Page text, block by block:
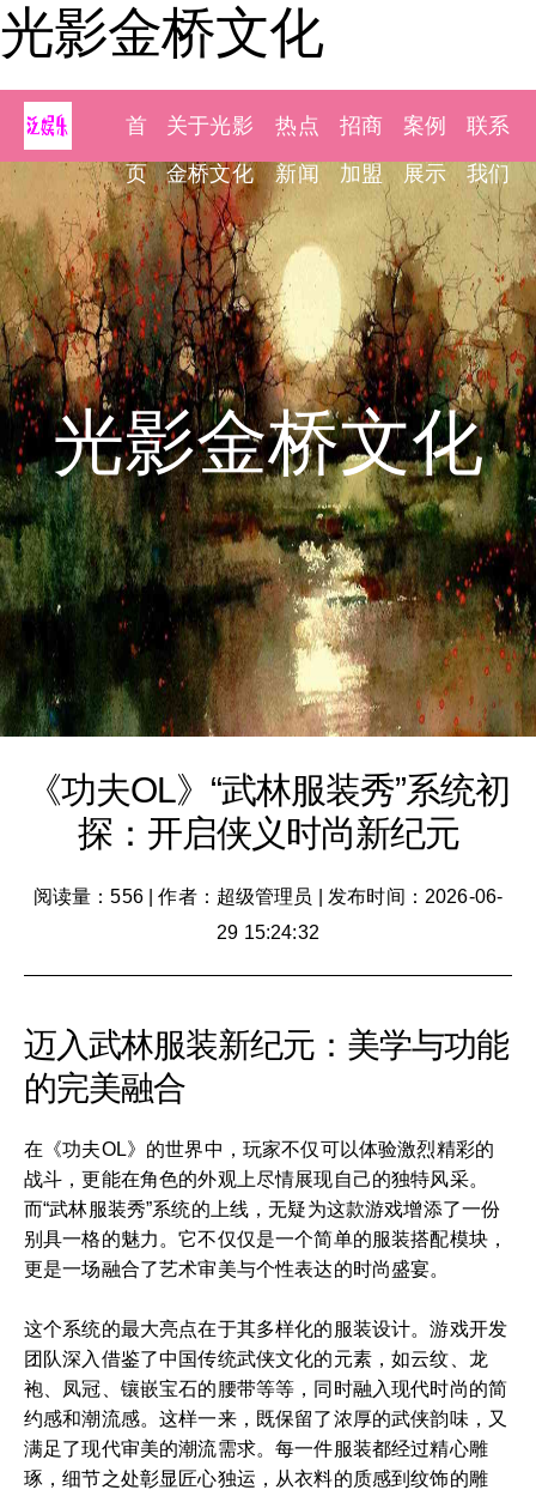
光影金桥文化
首
页
关于光影
金桥文化
热点
新闻
招商
加盟
案例
展示
联系
我们
光影金桥文化
《功夫OL》“武林服装秀”系统初
探：开启侠义时尚新纪元
阅读量：556|作者：超级管理员
发布时间：2026-06-
29 15:24:32
迈入武林服装新纪元：美学与功能
的完美融合
在《功夫OL》的世界中，玩家不仅可以体验激烈精彩的
战斗，更能在角色的外观上尽情展现自己的独特风采。
而“武林服装秀”系统的上线，无疑为这款游戏增添了一份
别具一格的魅力。它不仅仅是一个简单的服装搭配模块，
更是一场融合了艺术审美与个性表达的时尚盛宴。
这个系统的最大亮点在于其多样化的服装设计。游戏开发
团队深入借鉴了中国传统武侠文化的元素，如云纹、龙
袍、凤冠、镶嵌宝石的腰带等等，同时融入现代时尚的简
约感和潮流感。这样一来，既保留了浓厚的武侠韵味，又
满足了现代审美的潮流需求。每一件服装都经过精心雕
琢，细节之处彰显匠心独运，从衣料的质感到纹饰的雕